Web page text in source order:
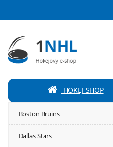
Boston Bruins
Dallas Stars
HOKEJ SHOP